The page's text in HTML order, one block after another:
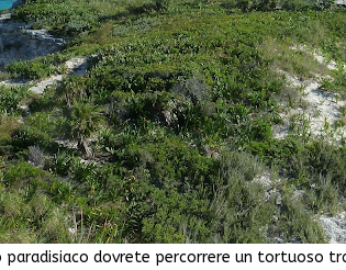
dovrete percorrere un tortuoso